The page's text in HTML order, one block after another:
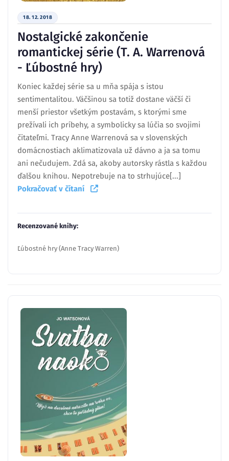
18. 12. 2018
Nostalgické zakončenie
romantickej série (T. A. Warrenová
- Ľúbostné hry)
Koniec každej série sa u mňa spája s istou
sentimentalitou. Väčšinou sa totiž dostane väčší či
menší priestor všetkým postavám, s ktorými sme
prežívali ich príbehy, a symbolicky sa lúčia so svojimi
čitateľmi. Tracy Anne Warrenová sa v slovenských
domácnostiach aklimatizovala už dávno a ja sa tomu
ani nečudujem. Zdá sa, akoby autorsky rástla s každou
ďalšou knihou. Nepotrebuje na to strhujúce[...]
Pokračovať v čítaní
Recenzované knihy:
Ľúbostné hry (Anne Tracy Warren)